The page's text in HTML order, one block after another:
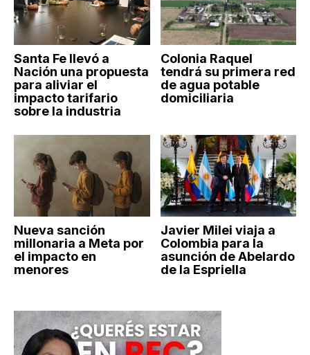
Santa Fe llevó a
Nación una propuesta
para aliviar el
impacto tarifario
sobre la industria
Colonia Raquel
tendrá su primera red
de agua potable
domiciliaria
Nueva sanción
millonaria a Meta por
el impacto en
menores
Javier Milei viaja a
Colombia para la
asunción de Abelardo
de la Espriella